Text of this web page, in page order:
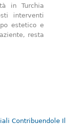
in Turchia
interventi
estetico e
resta
Contribuendole Il